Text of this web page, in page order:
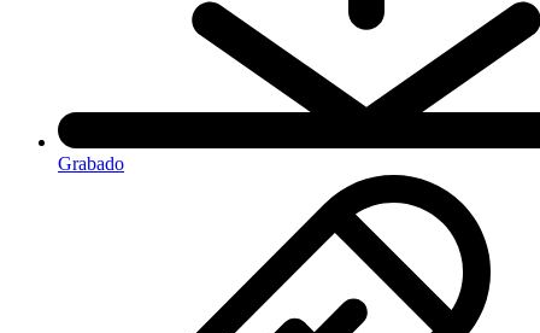
Grabado